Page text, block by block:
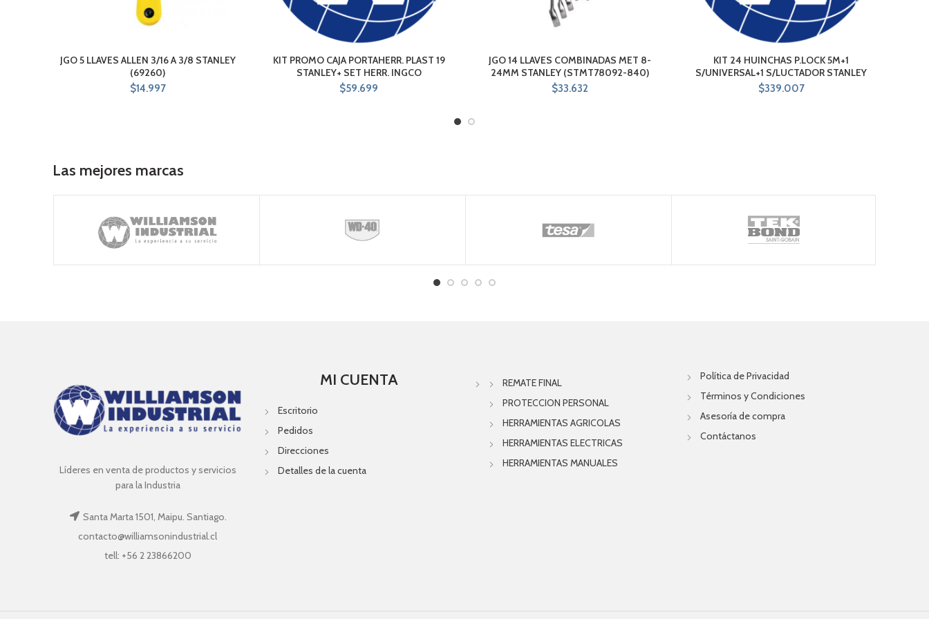
JGO 5 LLAVES ALLEN 3/16 A 3/8 STANLEY
(69260)
$14.997
KIT PROMO CAJA PORTAHERR. PLAST 19
STANLEY+ SET HERR. INGCO
$59.699
JGO 14 LLAVES COMBINADAS MET 8-
24MM STANLEY (STMT78092-840)
$33.632
KIT 24 HUINCHAS P.LOCK 5M+1
S/UNIVERSAL+1 S/LUCTADOR STANLEY
$339.007
Las mejores marcas
Líderes en venta de productos y servicios
para la Industria
Santa Marta 1501, Maipu. Santiago.
contacto@williamsonindustrial.cl
tell: +56 2 23866200
MI CUENTA
Escritorio
Pedidos
Direcciones
Detalles de la cuenta
REMATE FINAL
PROTECCION PERSONAL
HERRAMIENTAS AGRICOLAS
HERRAMIENTAS ELECTRICAS
HERRAMIENTAS MANUALES
Política de Privacidad
Términos y Condiciones
Asesoría de compra
Contáctanos